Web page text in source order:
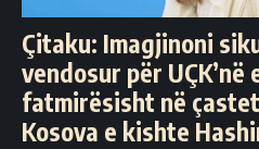
Çitaku: Imagjinoni
vendosur për UÇK’në
fatmirësisht në
Kosova e kishte